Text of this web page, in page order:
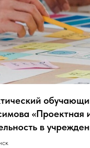
«Проектная
в